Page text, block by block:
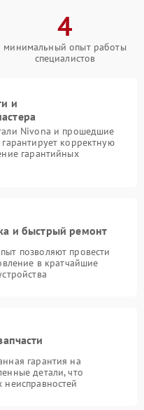
4
минимальный опыт работы
специалистов
и
Nivona и прошедшие
корректную
гарантийных
и быстрый ремонт
позволяют провести
в кратчайшие
гарантия на
детали, что